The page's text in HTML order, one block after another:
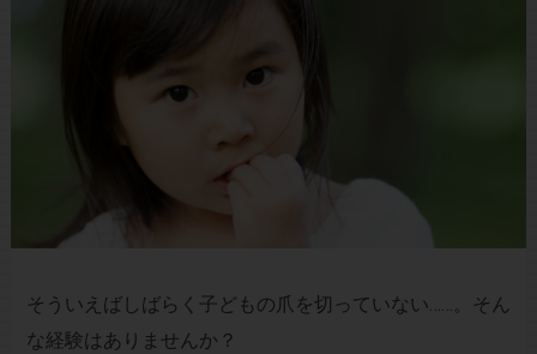
そういえばしばらく子どもの爪を切っていない……。そん
な経験はありませんか？